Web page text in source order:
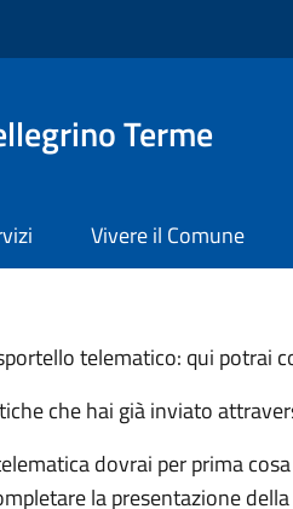
Terme
Vivere il Comune
telematico: qui potrai
che hai già inviato
dovrai per prima
la presentazione